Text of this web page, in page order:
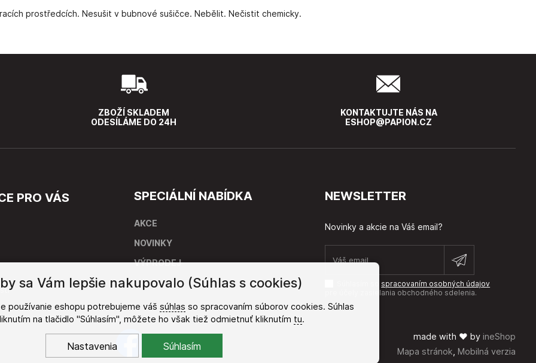
prostředcích. Nesušit v bubnové sušičce. Nebělit. Nečistit chemicky.
ZBOŽÍ SKLADEM
ODESÍLÁME DO 24H
KONTAKTUJTE NÁS NA
ESHOP@PAPION.CZ
PRO VÁS SPECIÁLNÍ NABÍDKA
AKCE
NOVINKY
VÝPRODEJ
NEWSLETTER
Novinky a akcie na Váš email?
spracovaním osobných údajov
pre účely zasielania obchodného sdelenia.
made with ❤ byineShop
Mapa stránok ,Mobilná verzia
sa Vám lepšie nakupovalo (Súhlas s cookies)
používanie eshopu potrebujeme váš súhlas so spracovaním súborov cookies. Súhlas
na tlačidlo "Súhlasím", môžete ho však tiež odmietnuť kliknutím tu.
Nastavenia Súhlasím